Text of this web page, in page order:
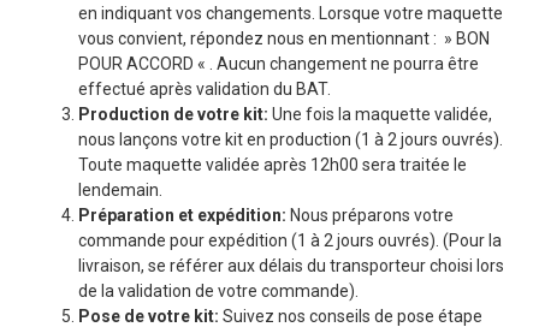
en indiquant vos changements. Lorsque votre maquette
vous convient, répondez nous en mentionnant : » BON
POUR ACCORD « . Aucun changement ne pourra être
effectué après validation du BAT.
Production de votre kit: Une fois la maquette validée,
nous lançons votre kit en production (1 à 2 jours ouvrés).
Toute maquette validée après 12h00 sera traitée le
lendemain.
Préparation et expédition: Nous préparons votre
commande pour expédition (1 à 2 jours ouvrés). (Pour la
livraison, se référer aux délais du transporteur choisi lors
de la validation de votre commande).
Pose de votre kit: Suivez nos conseils de pose étape